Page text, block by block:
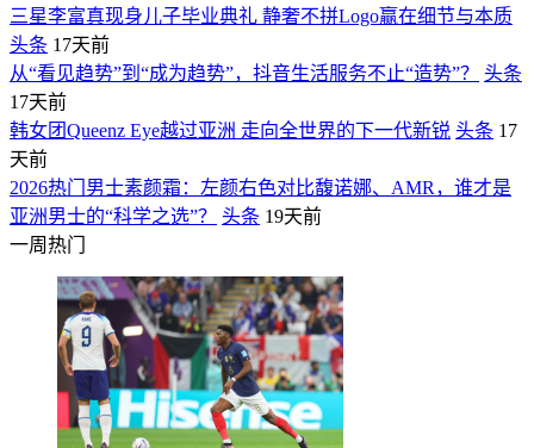
三星李富真现身儿子毕业典礼 静奢不拼Logo赢在细节与本质
头条 17天前
从“看见趋势”到“成为趋势”，抖音生活服务不止“造势”？
头条
17天前
韩女团Queenz Eye越过亚洲 走向全世界的下一代新锐 头条 17
天前
2026热门男士素颜霜：左颜右色对比馥诺娜、AMR，谁才是
亚洲男士的“科学之选”？
头条 19天前
一周热门